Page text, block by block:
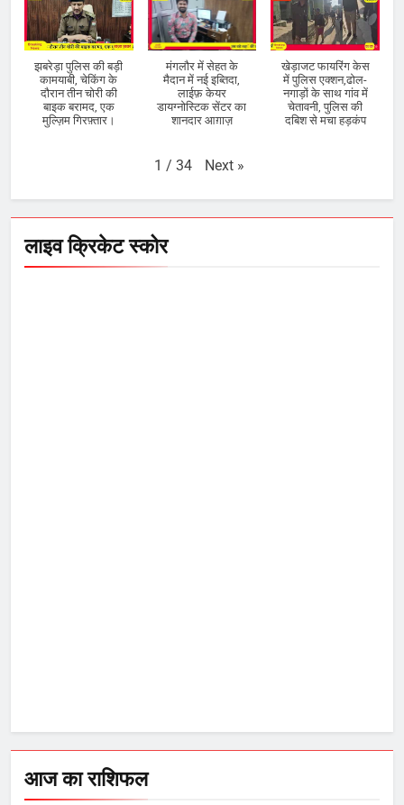
झबरेड़ा पुलिस की बड़ी
कामयाबी, चेकिंग के
दौरान तीन चोरी की
बाइक बरामद, एक
मुल्ज़िम गिरफ़्तार।
मंगलौर में सेहत के
मैदान में नई इब्तिदा,
लाईफ़ केयर
डायग्नोस्टिक सेंटर का
शानदार आग़ाज़
खेड़ाजट फायरिंग केस
में पुलिस एक्शन,ढोल-
नगाड़ों के साथ गांव में
चेतावनी, पुलिस की
दबिश से मचा हड़कंप
1 / 34 Next »
लाइव क्रिकेट स्कोर
आज का राशिफल